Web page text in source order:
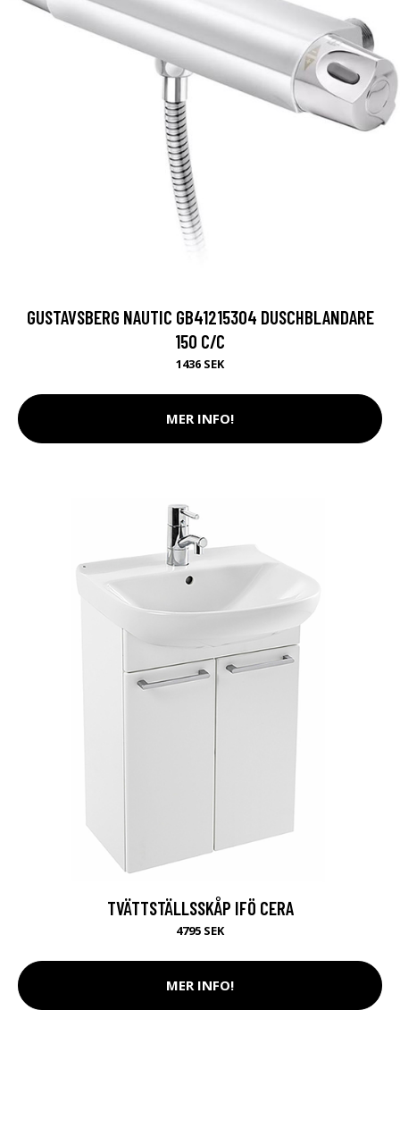
GUSTAVSBERG NAUTIC GB41215304 DUSCHBLANDARE
150 C/C
1436 SEK
MER INFO!
TVÄTTSTÄLLSSKÅP IFÖ CERA
4795 SEK
MER INFO!